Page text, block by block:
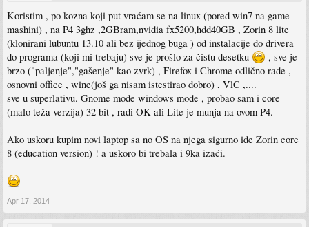
Koristim , po kozna koji put vraćam se na linux (pored win7 na game
mashini) , na P4 3ghz ,2GBram,nvidia fx5200,hdd40GB , Zorin 8 lite
(klonirani lubuntu 13.10 ali bez ijednog buga ) od instalacije do drivera
do programa (koji mi trebaju) sve je prošlo za čistu desetku
, sve je
brzo ("paljenje","gašenje" kao zvrk) , Firefox i Chrome odlično rade ,
osnovni office , wine(još ga nisam istestirao dobro) , VlC ,....
sve u superlativu. Gnome mode windows mode , probao sam i core
(malo teža verzija) 32 bit , radi OK ali Lite je munja na ovom P4.
Ako uskoru kupim novi laptop sa no OS na njega sigurno ide Zorin core
8 (education version) ! a uskoro bi trebala i 9ka izaći.
Apr 17, 2014